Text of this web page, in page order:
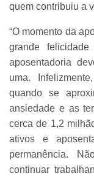
quem contribuiu a
“O momento da
grande
aposentadoria
uma.
quando se
ansiedade e as
cerca de 1,2
ativos e
permanência.
continuar